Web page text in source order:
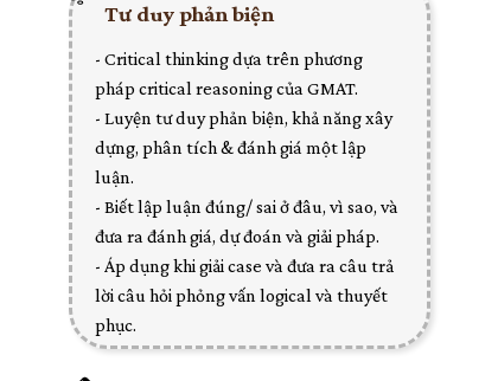
- Critical thinking dựa trên phương
pháp critical reasoning của GMAT.
- Luyện tư duy phản biện, khả năng xây
dựng, phân tích & đánh giá một lập
luận.
- Biết lập luận đúng/ sai ở đâu, vì sao, và
đưa ra đánh giá, dự đoán và giải pháp.
- Áp dụng khi giải case và đưa ra câu trả
lời câu hỏi phỏng vấn logical và thuyết
phục.
Tư duy phản biện